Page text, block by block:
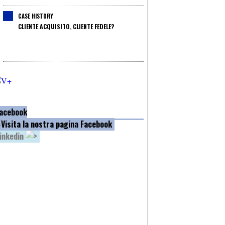
CASE HISTORY
CLIENTE ACQUISITO, CLIENTE FEDELE?